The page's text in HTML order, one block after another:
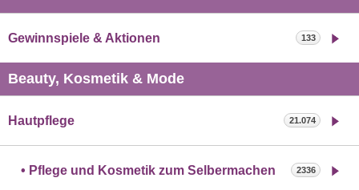
Gewinnspiele & Aktionen 133
Beauty, Kosmetik & Mode
Hautpflege 21.074
Pflege und Kosmetik zum Selbermachen 2336